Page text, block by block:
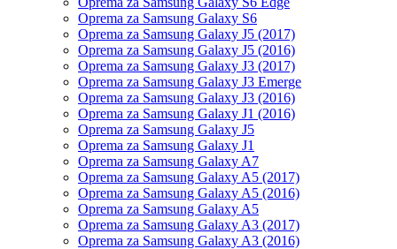
Oprema za Samsung Galaxy S6
Oprema za Samsung Galaxy J5 (2017)
Oprema za Samsung Galaxy J5 (2016)
Oprema za Samsung Galaxy J3 (2017)
Oprema za Samsung Galaxy J3 Emerge
Oprema za Samsung Galaxy J3 (2016)
Oprema za Samsung Galaxy J1 (2016)
Oprema za Samsung Galaxy J5
Oprema za Samsung Galaxy J1
Oprema za Samsung Galaxy A7
Oprema za Samsung Galaxy A5 (2017)
Oprema za Samsung Galaxy A5 (2016)
Oprema za Samsung Galaxy A5
Oprema za Samsung Galaxy A3 (2017)
Oprema za Samsung Galaxy A3 (2016)